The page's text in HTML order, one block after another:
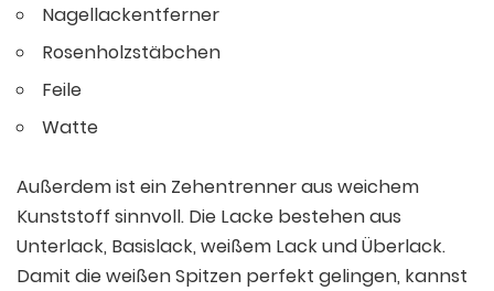
Nagellackentferner
Rosenholzstäbchen
Feile
Watte
Außerdem ist ein Zehentrenner aus weichem
Kunststoff sinnvoll. Die Lacke bestehen aus
Unterlack, Basislack, weißem Lack und Überlack.
Damit die weißen Spitzen perfekt gelingen, kannst